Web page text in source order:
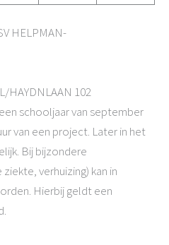
HELPMAN-
HAYDNLAAN 102
schooljaar van september
van een project. Later in het
Bij bijzondere
verhuizing) kan in
Hierbij geldt een